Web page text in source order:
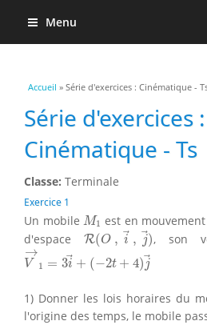
Menu
Vous êtes ici
Accueil » Série d'exercices : Cinématique -
Série d'exercices :
Cinématique - Ts
Classe: Terminale
Exercice 1
Un mobile M1
M1 est en
d'espace R(O , i , j)
R(O,i→,j →), son
→
V 1 = 3i + (−2t + 4) j
V→1=3i →+(−2 t +4) →
1) Donner les lois horaires du
l'origine des temps, le mobile